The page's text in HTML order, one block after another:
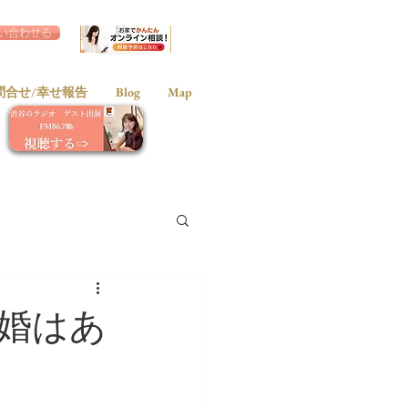
合わせる
合せ/幸せ報告 Blog Map
はあ